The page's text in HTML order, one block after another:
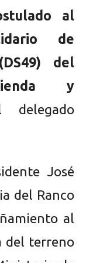
al
de
del
y
José
del Ranco
al
del terreno